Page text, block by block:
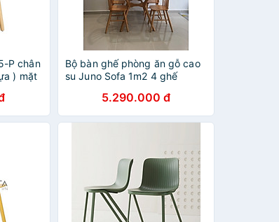
P chân
) mặt
Bộ bàn ghế phòng ăn gỗ cao
su Juno Sofa 1m2 4 ghế
5.290.000 đ